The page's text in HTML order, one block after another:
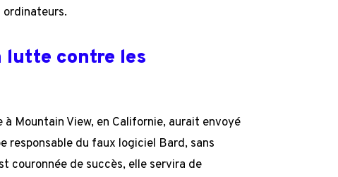
lutte contre les
Mountain View, en Californie, aurait envoyé
responsable du faux logiciel Bard, sans
couronnée de succès, elle servira de